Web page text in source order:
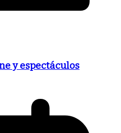
y espectáculos